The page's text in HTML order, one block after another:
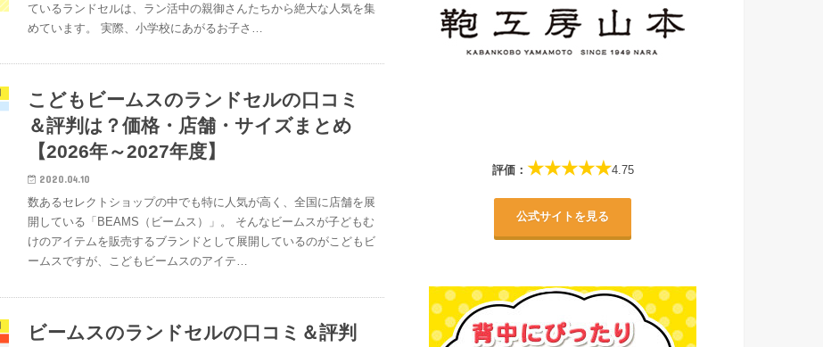
ているランドセルは、ラン活中の親御さんたちから絶大な人気を集
めています。 実際、小学校にあがるお子さ…
こどもビームスのランドセルの口コミ
＆評判は？価格・店舗・サイズまとめ
【2026年～2027年度】
2020.04.10
数あるセレクトショップの中でも特に人気が高く、全国に店舗を展
開している「BEAMS（ビームス）」。 そんなビームスが子どもむ
けのアイテムを販売するブランドとして展開しているのがこどもビ
ームスですが、こどもビームスのアイテ…
ビームスのランドセルの口コミ＆評判
評価： ★★★★★4.75
公式サイトを見る